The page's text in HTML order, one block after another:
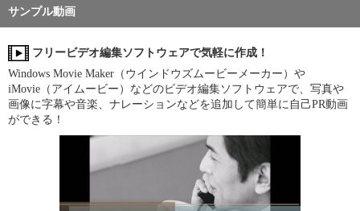
サンプル動画
フリービデオ編集ソフトウェアで気軽に作成！
Windows Movie Maker（ウインドウズムービーメーカー）や
iMovie（アイムービー）などのビデオ編集ソフトウェアで、写真や
画像に字幕や音楽、ナレーションなどを追加して簡単に自己PR動画
ができる！